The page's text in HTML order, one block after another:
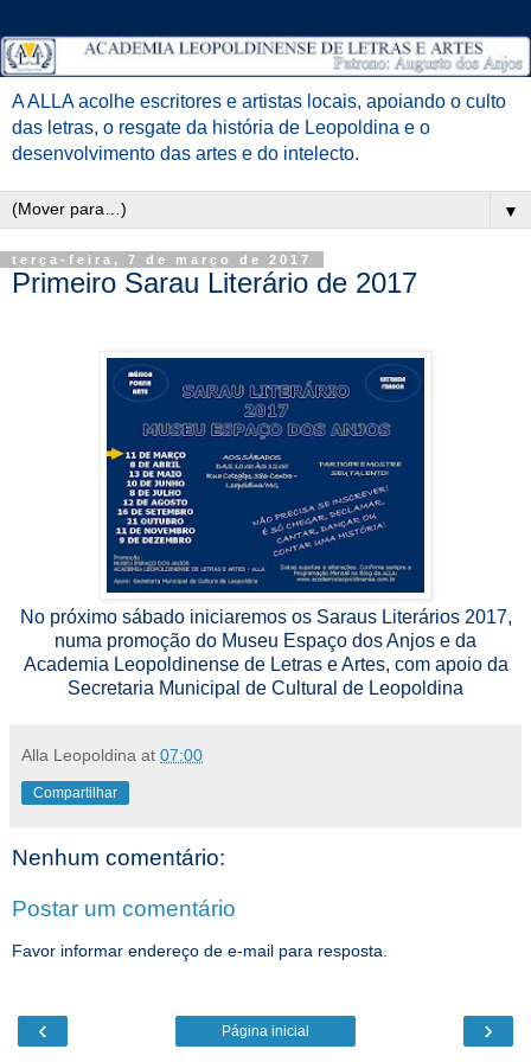
A ALLA acolhe escritores e artistas locais, apoiando o culto
das letras, o resgate da história de Leopoldina e o
desenvolvimento das artes e do intelecto.
▼
terça-feira, 7 de março de 2017
Primeiro Sarau Literário de 2017
No próximo sábado iniciaremos os Saraus Literários 2017,
numa promoção do Museu Espaço dos Anjos e da
Academia Leopoldinense de Letras e Artes, com apoio da
Secretaria Municipal de Cultural de Leopoldina
Alla Leopoldina at 07:00
Compartilhar
Nenhum comentário:
Postar um comentário
Favor informar endereço de e-mail para resposta.
‹ ›
Página inicial